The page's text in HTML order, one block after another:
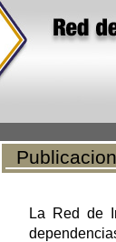
La Red de